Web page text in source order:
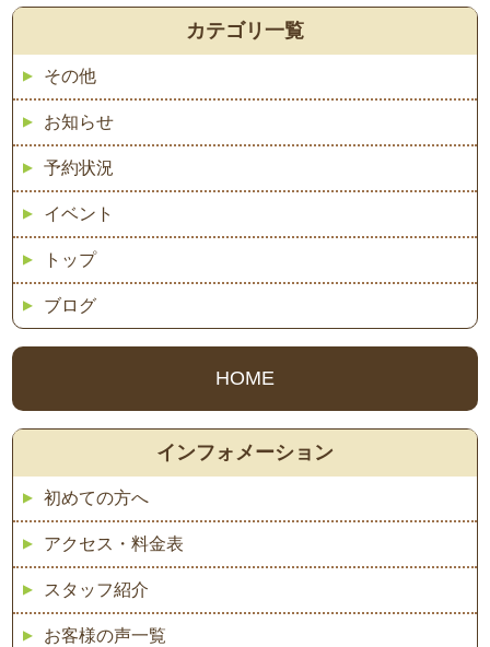
カテゴリ一覧
その他
お知らせ
予約状況
イベント
トップ
ブログ
HOME
インフォメーション
初めての方へ
アクセス・料金表
スタッフ紹介
お客様の声一覧